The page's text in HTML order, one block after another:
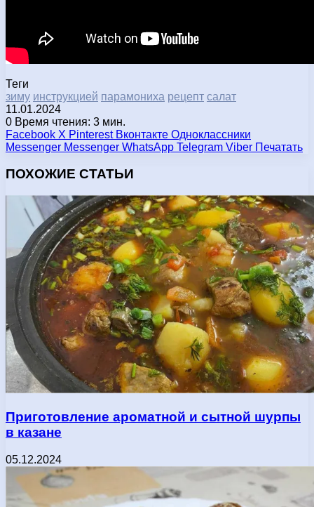
Теги
зиму инструкцией парамониха рецепт салат
11.01.2024
0 Время чтения: 3 мин.
Facebook X Pinterest Вконтакте Одноклассники
Messenger Messenger WhatsApp Telegram Viber Печатать
ПОХОЖИЕ СТАТЬИ
Приготовление ароматной и сытной шурпы
в казане
05.12.2024